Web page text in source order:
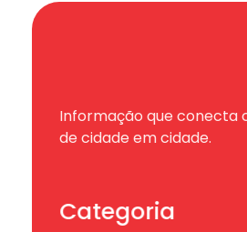
Informação que conecta
de cidade em cidade.
Categoria